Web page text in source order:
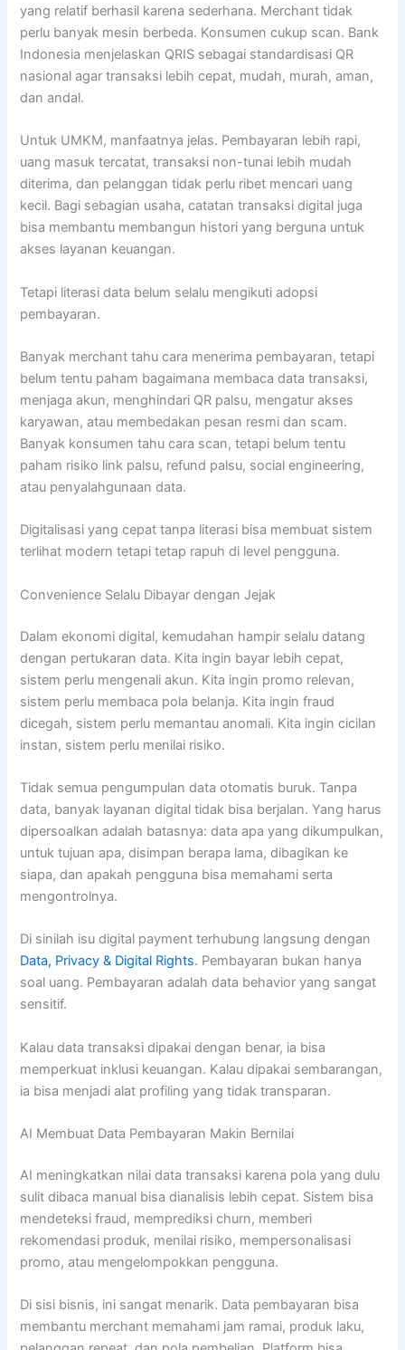
yang relatif berhasil karena sederhana. Merchant tidak
perlu banyak mesin berbeda. Konsumen cukup scan. Bank
Indonesia menjelaskan QRIS sebagai standardisasi QR
nasional agar transaksi lebih cepat, mudah, murah, aman,
dan andal.
Untuk UMKM, manfaatnya jelas. Pembayaran lebih rapi,
uang masuk tercatat, transaksi non-tunai lebih mudah
diterima, dan pelanggan tidak perlu ribet mencari uang
kecil. Bagi sebagian usaha, catatan transaksi digital juga
bisa membantu membangun histori yang berguna untuk
akses layanan keuangan.
Tetapi literasi data belum selalu mengikuti adopsi
pembayaran.
Banyak merchant tahu cara menerima pembayaran, tetapi
belum tentu paham bagaimana membaca data transaksi,
menjaga akun, menghindari QR palsu, mengatur akses
karyawan, atau membedakan pesan resmi dan scam.
Banyak konsumen tahu cara scan, tetapi belum tentu
paham risiko link palsu, refund palsu, social engineering,
atau penyalahgunaan data.
Digitalisasi yang cepat tanpa literasi bisa membuat sistem
terlihat modern tetapi tetap rapuh di level pengguna.
Convenience Selalu Dibayar dengan Jejak
Dalam ekonomi digital, kemudahan hampir selalu datang
dengan pertukaran data. Kita ingin bayar lebih cepat,
sistem perlu mengenali akun. Kita ingin promo relevan,
sistem perlu membaca pola belanja. Kita ingin fraud
dicegah, sistem perlu memantau anomali. Kita ingin cicilan
instan, sistem perlu menilai risiko.
Tidak semua pengumpulan data otomatis buruk. Tanpa
data, banyak layanan digital tidak bisa berjalan. Yang harus
dipersoalkan adalah batasnya: data apa yang dikumpulkan,
untuk tujuan apa, disimpan berapa lama, dibagikan ke
siapa, dan apakah pengguna bisa memahami serta
mengontrolnya.
Di sinilah isu digital payment terhubung langsung dengan
Data, Privacy & Digital Rights. Pembayaran bukan hanya
soal uang. Pembayaran adalah data behavior yang sangat
sensitif.
Kalau data transaksi dipakai dengan benar, ia bisa
memperkuat inklusi keuangan. Kalau dipakai sembarangan,
ia bisa menjadi alat profiling yang tidak transparan.
AI Membuat Data Pembayaran Makin Bernilai
AI meningkatkan nilai data transaksi karena pola yang dulu
sulit dibaca manual bisa dianalisis lebih cepat. Sistem bisa
mendeteksi fraud, memprediksi churn, memberi
rekomendasi produk, menilai risiko, mempersonalisasi
promo, atau mengelompokkan pengguna.
Di sisi bisnis, ini sangat menarik. Data pembayaran bisa
membantu merchant memahami jam ramai, produk laku,